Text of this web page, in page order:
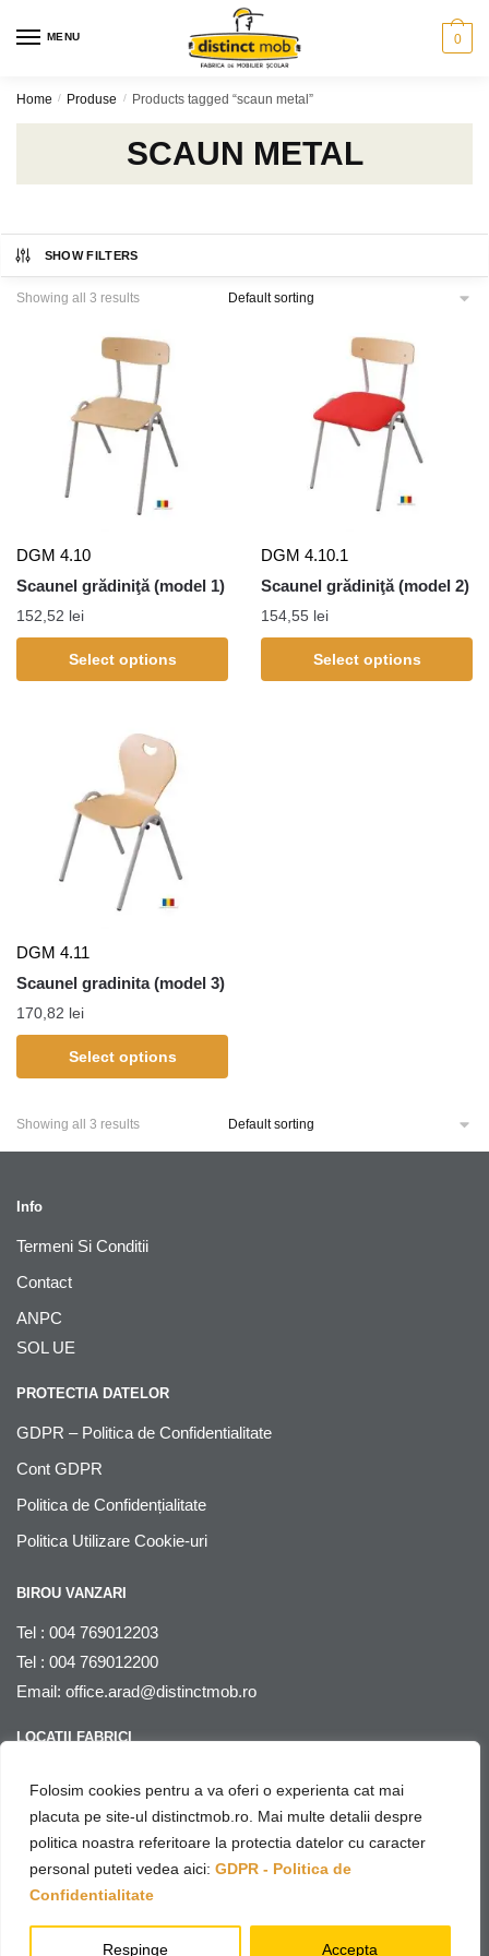
Folosim cookies pentru a va oferi o experienta cat mai
placuta pe site-ul distinctmob.ro. Mai multe detalii despre
politica noastra referitoare la protectia datelor cu caracter
personal puteti vedea aici: GDPR - Politica de
Confidentialitate
Respinge Accepta
MENU 0
Home / Produse / Products tagged “scaun metal”
SCAUN METAL
SHOW FILTERS
Showing all 3 results
DGM 4.10
Scaunel grădiniţă (model 1)
152,52 lei
Select options
DGM 4.10.1
Scaunel grădiniţă (model 2)
154,55 lei
Select options
DGM 4.11
Scaunel gradinita (model 3)
170,82 lei
Select options
Showing all 3 results
Info
Termeni Si Conditii
Contact
ANPC
SOL UE
PROTECTIA DATELOR
GDPR – Politica de Confidentialitate
Cont GDPR
Politica de Confidențialitate
Politica Utilizare Cookie-uri
BIROU VANZARI
Tel : 004 769012203
Tel : 004 769012200
Email: office.arad@distinctmob.ro
LOCATII FABRICI
Romania
© Distinctmob 2020
Website & SEO byNetring Media – with♥